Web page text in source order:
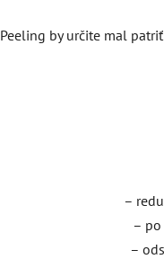
Peeling by určite mal
–
–
–